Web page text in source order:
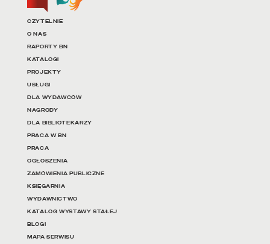
Linki do najważniejszych
CZYTELNIE
O NAS
RAPORTY BN
KATALOGI
PROJEKTY
USŁUGI
DLA WYDAWCÓW
NAGRODY
DLA BIBLIOTEKARZY
PRACA W BN
PRACA
OGŁOSZENIA
ZAMÓWIENIA PUBLICZNE
KSIĘGARNIA
WYDAWNICTWO
KATALOG WYSTAWY STAŁEJ
BLOGI
MAPA SERWISU